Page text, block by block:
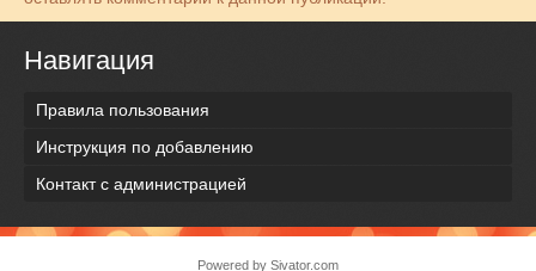
Навигация
Правила пользования
Инструкция по добавлению
Контакт с администрацией
Powered by Sivator.com